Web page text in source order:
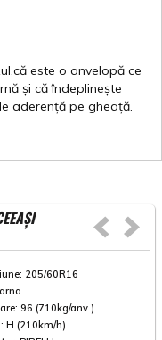
este o anvelopă ce
și că îndeplinește
aderență pe gheață.
205/60R16
96 (710kg/anv.)
H (210km/h)